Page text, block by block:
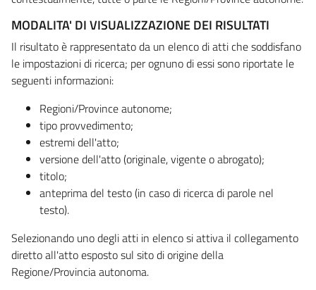
MODALITA' DI VISUALIZZAZIONE DEI RISULTATI
Il risultato è rappresentato da un elenco di atti che soddisfano
le impostazioni di ricerca; per ognuno di essi sono riportate le
seguenti informazioni:
Regioni/Province autonome;
tipo provvedimento;
estremi dell'atto;
versione dell'atto (originale, vigente o abrogato);
titolo;
anteprima del testo (in caso di ricerca di parole nel
testo).
Selezionando uno degli atti in elenco si attiva il collegamento
diretto all'atto esposto sul sito di origine della
Regione/Provincia autonoma.